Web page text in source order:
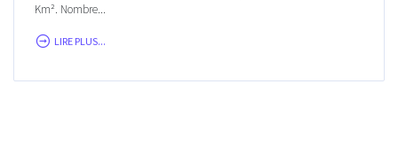
Km². Nombre...
LIRE PLUS...